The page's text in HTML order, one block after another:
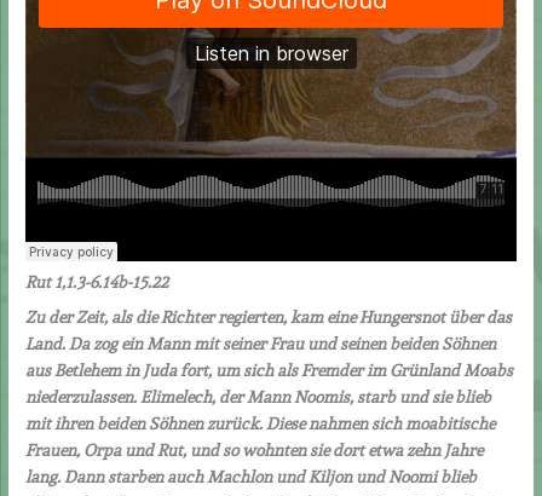
Rut 1,1.3-6.14b-15.22
Zu der Zeit, als die Richter regierten, kam eine Hungersnot über das
Land. Da zog ein Mann mit seiner Frau und seinen beiden Söhnen
aus Betlehem in Juda fort, um sich als Fremder im Grünland Moabs
niederzulassen. Elimelech, der Mann Noomis, starb und sie blieb
mit ihren beiden Söhnen zurück. Diese nahmen sich moabitische
Frauen, Orpa und Rut, und so wohnten sie dort etwa zehn Jahre
lang. Dann starben auch Machlon und Kiljon und Noomi blieb